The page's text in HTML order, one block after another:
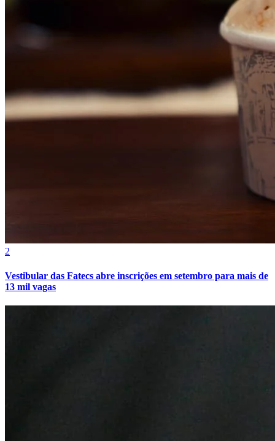
2
Vestibular das Fatecs abre inscrições em setembro para mais de
13 mil vagas